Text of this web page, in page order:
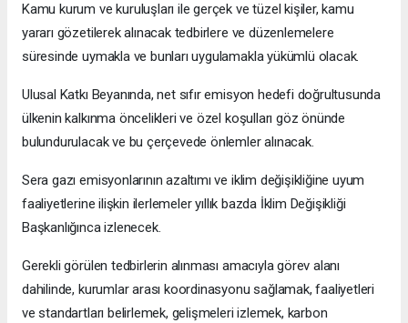
Kamu kurum ve kuruluşları ile gerçek ve tüzel kişiler, kamu
yararı gözetilerek alınacak tedbirlere ve düzenlemelere
süresinde uymakla ve bunları uygulamakla yükümlü olacak.
Ulusal Katkı Beyanında, net sıfır emisyon hedefi doğrultusunda
ülkenin kalkınma öncelikleri ve özel koşulları göz önünde
bulundurulacak ve bu çerçevede önlemler alınacak.
Sera gazı emisyonlarının azaltımı ve iklim değişikliğine uyum
faaliyetlerine ilişkin ilerlemeler yıllık bazda İklim Değişikliği
Başkanlığınca izlenecek.
Gerekli görülen tedbirlerin alınması amacıyla görev alanı
dahilinde, kurumlar arası koordinasyonu sağlamak, faaliyetleri
ve standartları belirlemek, gelişmeleri izlemek, karbon